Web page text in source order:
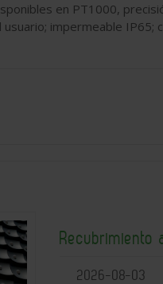
en PT1000,
impermeable
Recubrimiento
2026-08-03